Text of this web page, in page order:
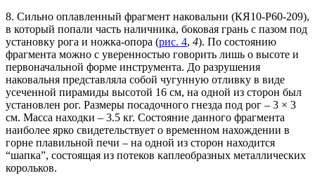
8. Сильно оплавленный фрагмент наковальни (КЯ10-Р60-209),
в который попали часть наличника, боковая грань с пазом под
установку рога и ножка-опора (рис. 4, 4). По состоянию
фрагмента можно с уверенностью говорить лишь о высоте и
первоначальной форме инструмента. До разрушения
наковальня представляла собой чугунную отливку в виде
усеченной пирамиды высотой 16 см, на одной из сторон был
установлен рог. Размеры посадочного гнезда под рог – 3 × 3
см. Масса находки – 3.5 кг. Состояние данного фрагмента
наиболее ярко свидетельствует о временном нахождении в
горне плавильной печи – на одной из сторон находится
“шапка”, состоящая из потеков каплеобразных металлических
корольков.